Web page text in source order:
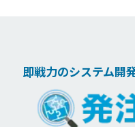
即戦力のシステム開